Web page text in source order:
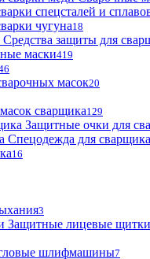
спецсталей и
чугуна18
Средства защиты для
маски419
масок20
сварщика129
Защитные очки для
Спецодежда для сварщика
16
3
Защитные лицевые щитки
шлифмашины7